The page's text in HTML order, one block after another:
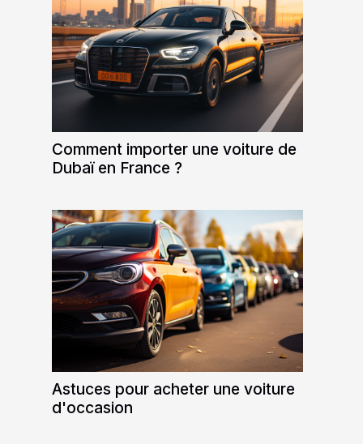
Comment importer une voiture de
Dubaï en France ?
Astuces pour acheter une voiture
d'occasion